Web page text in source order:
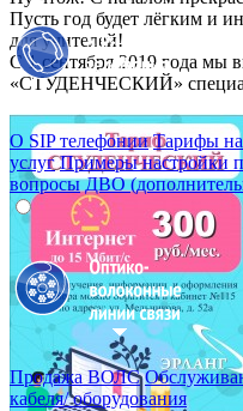
О SIP телефонии Тарифы на
услуг Примеры настройки
вопросы ДВО
Продажа ВОЛС
кабеля/ оборудования
Пусть год будет лёгким и
для учителей!
С 1 сентября 2019 года мы
«СТУДЕНЧЕСКИЙ»